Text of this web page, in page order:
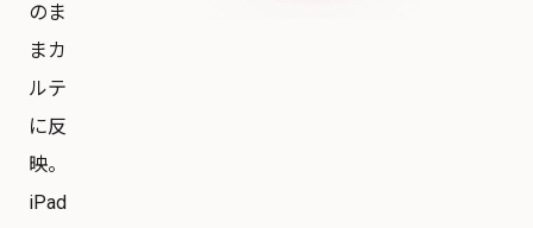
のま
まカ
ルテ
に反
映。
iPad